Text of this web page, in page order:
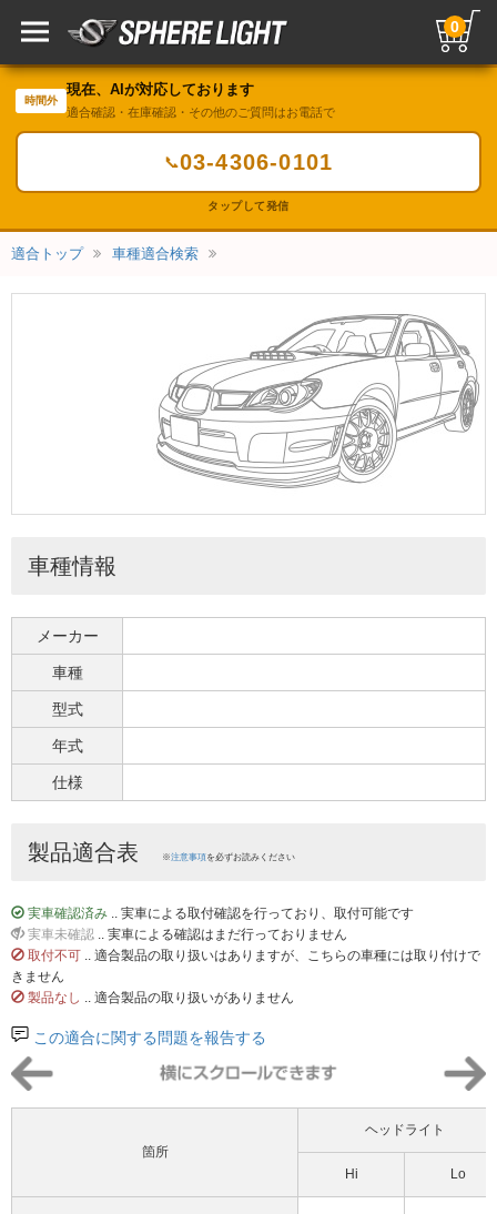
0
時間外
現在、AIが対応しております
適合確認・在庫確認・その他のご質問はお電話で
📞03-4306-0101
タップして発信
適合トップ 車種適合検索
車種情報
メーカー
車種
型式
年式
仕様
製品適合表 ※注意事項を必ずお読みください
実車確認済み .. 実車による取付確認を行っており、取付可能です
実車未確認 .. 実車による確認はまだ行っておりません
取付不可 .. 適合製品の取り扱いはありますが、こちらの車種には取り付けで
きません
製品なし .. 適合製品の取り扱いがありません
この適合に関する問題を報告する
箇所
ヘッドライト
Hi Lo